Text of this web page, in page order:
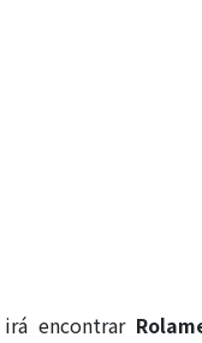
encontrar